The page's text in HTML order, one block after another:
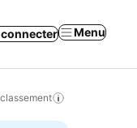
connecter Menu